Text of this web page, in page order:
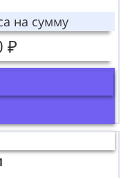
на сумму
₽